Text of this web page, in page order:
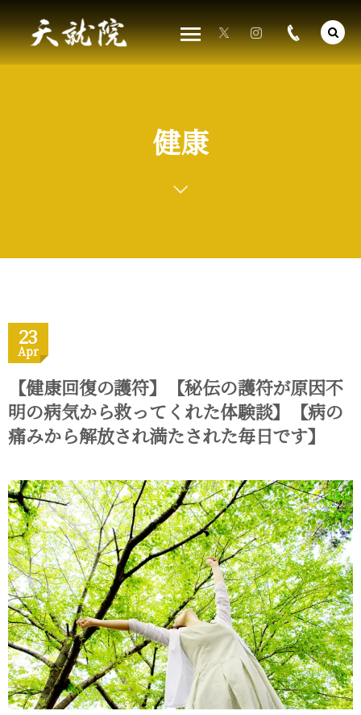
健康
23
Apr
【健康回復の護符】【秘伝の護符が原因不
明の病気から救ってくれた体験談】【病の
痛みから解放され満たされた毎日です】